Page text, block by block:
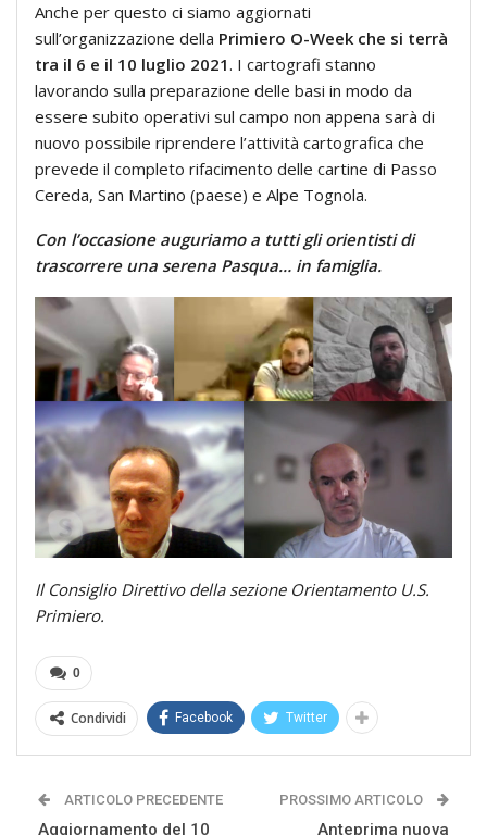
Anche per questo ci siamo aggiornati
sull’organizzazione della Primiero O-Week che si terrà
tra il 6 e il 10 luglio 2021. I cartografi stanno
lavorando sulla preparazione delle basi in modo da
essere subito operativi sul campo non appena sarà di
nuovo possibile riprendere l’attività cartografica che
prevede il completo rifacimento delle cartine di Passo
Cereda, San Martino (paese) e Alpe Tognola.
Con l’occasione auguriamo a tutti gli orientisti di
trascorrere una serena Pasqua… in famiglia.
Il Consiglio Direttivo della sezione Orientamento U.S.
Primiero.
0
Condividi Facebook Twitter
ARTICOLO PRECEDENTE
Aggiornamento del 10
PROSSIMO ARTICOLO
Anteprima nuova